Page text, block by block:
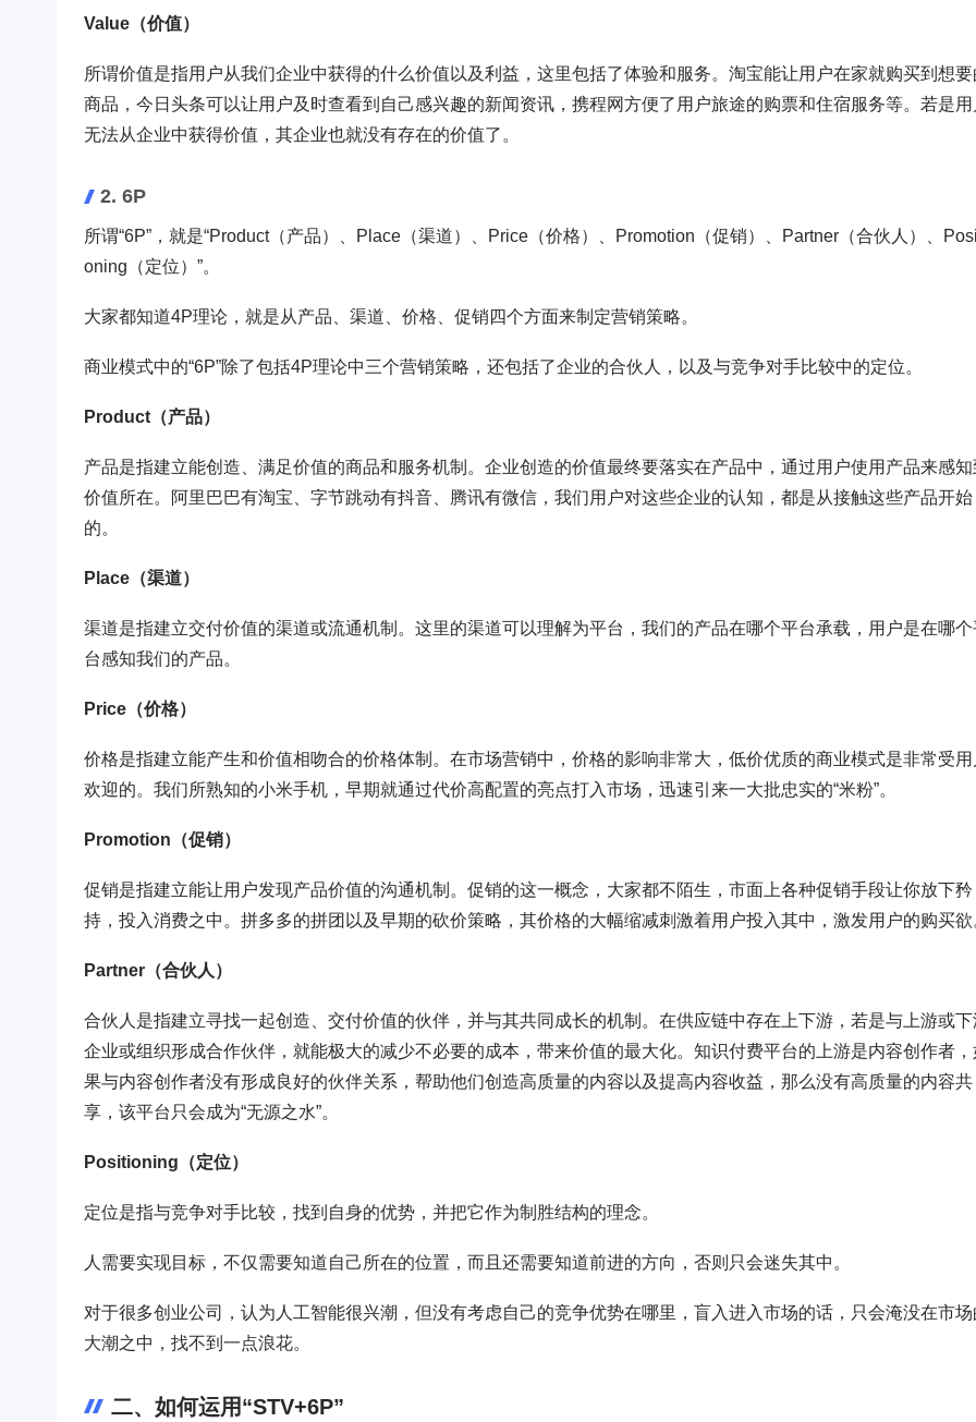
Value（价值）
所谓价值是指用户从我们企业中获得的什么价值以及利益，这里包括了体验和服务。淘宝能让用户在家就购买到想要
商品，今日头条可以让用户及时查看到自己感兴趣的新闻资讯，携程网方便了用户旅途的购票和住宿服务等。若是用
无法从企业中获得价值，其企业也就没有存在的价值了。
2. 6P
所谓“6P”，就是“Product（产品）、Place（渠道）、Price（价格）、Promotion（促销）、Partner（合伙人）、
oning（定位）”。
大家都知道4P理论，就是从产品、渠道、价格、促销四个方面来制定营销策略。
商业模式中的“6P”除了包括4P理论中三个营销策略，还包括了企业的合伙人，以及与竞争对手比较中的定位。
Product（产品）
产品是指建立能创造、满足价值的商品和服务机制。企业创造的价值最终要落实在产品中，通过用户使用产品来感知
价值所在。阿里巴巴有淘宝、字节跳动有抖音、腾讯有微信，我们用户对这些企业的认知，都是从接触这些产品开始
的。
Place（渠道）
渠道是指建立交付价值的渠道或流通机制。这里的渠道可以理解为平台，我们的产品在哪个平台承载，用户是在哪个
台感知我们的产品。
Price（价格）
价格是指建立能产生和价值相吻合的价格体制。在市场营销中，价格的影响非常大，低价优质的商业模式是非常受用
欢迎的。我们所熟知的小米手机，早期就通过代价高配置的亮点打入市场，迅速引来一大批忠实的“米粉”。
Promotion（促销）
促销是指建立能让用户发现产品价值的沟通机制。促销的这一概念，大家都不陌生，市面上各种促销手段让你放下矜
持，投入消费之中。拼多多的拼团以及早期的砍价策略，其价格的大幅缩减刺激着用户投入其中，激发用户的购买欲
Partner（合伙人）
合伙人是指建立寻找一起创造、交付价值的伙伴，并与其共同成长的机制。在供应链中存在上下游，若是与上游或下
企业或组织形成合作伙伴，就能极大的减少不必要的成本，带来价值的最大化。知识付费平台的上游是内容创作者，
果与内容创作者没有形成良好的伙伴关系，帮助他们创造高质量的内容以及提高内容收益，那么没有高质量的内容共
享，该平台只会成为“无源之水”。
Positioning（定位）
定位是指与竞争对手比较，找到自身的优势，并把它作为制胜结构的理念。
人需要实现目标，不仅需要知道自己所在的位置，而且还需要知道前进的方向，否则只会迷失其中。
对于很多创业公司，认为人工智能很兴潮，但没有考虑自己的竞争优势在哪里，盲入进入市场的话，只会淹没在市场
大潮之中，找不到一点浪花。
二、如何运用“STV+6P”